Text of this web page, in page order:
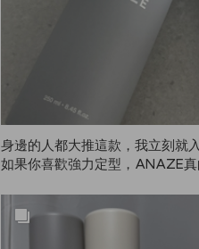
身邊的人都大推這款，我立刻就入
如果你喜歡強力定型，ANAZE真
強頭髮會有點硬。